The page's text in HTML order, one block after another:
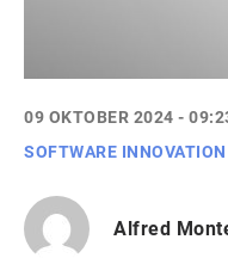
09 OKTOBER 2024 -
SOFTWARE INNOVATION
Alfred